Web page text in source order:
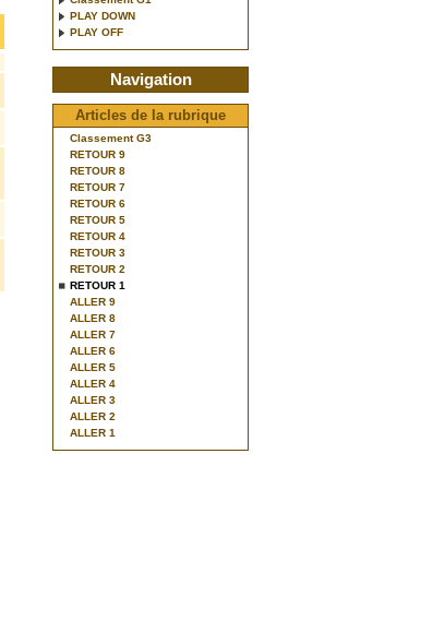
PLAY DOWN
PLAY OFF
Navigation
Articles de la rubrique
Classement G3
RETOUR 9
RETOUR 8
RETOUR 7
RETOUR 6
RETOUR 5
RETOUR 4
RETOUR 3
RETOUR 2
RETOUR 1
ALLER 9
ALLER 8
ALLER 7
ALLER 6
ALLER 5
ALLER 4
ALLER 3
ALLER 2
ALLER 1